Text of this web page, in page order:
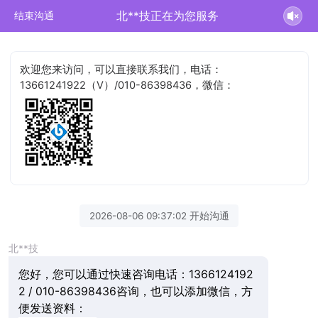
结束沟通 北**技正在为您服务
欢迎您来访问，可以直接联系我们，电话：
13661241922（V）/010-86398436，微信：
2026-08-06 09:37:02 开始沟通
北**技
您好，您可以通过快速咨询电话：1366124192
2 / 010-86398436咨询，也可以添加微信，方
便发送资料：